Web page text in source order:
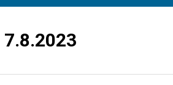
7.8.2023